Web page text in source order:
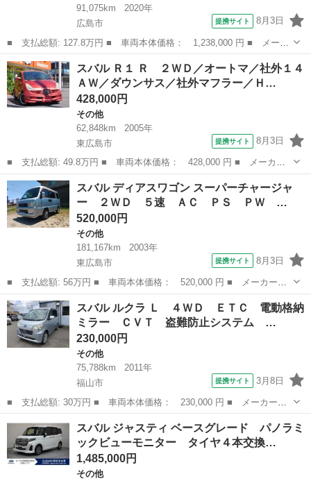
91,075km
2020年
広島市
提携サイト 8月3日
■ 支払総額: 127.8万円 ■ 車両本体価格： 1,238,000 円 ■ メーカ
ー名： スバル ■ 車種名： レヴォーグ ■ グレード名： １．６
ＧＴアイサイト 禁煙車 ワンオーナー 純正８インチナビ フルセ
グＴＶ ...
広島 広島市
スバル Ｒ１ Ｒ ２ＷＤ／オートマ／社外１４
ＡＷ／ダウンサス／社外マフラー／Ｈ…
428,000円
その他
62,848km
2005年
東広島市
提携サイト 8月3日
■ 支払総額: 49.8万円 ■ 車両本体価格： 428,000 円 ■ メーカー
名： スバル ■ 車種名： Ｒ１ ■ グレード名： Ｒ ２ＷＤ／オ
ートマ／社外１４ＡＷ／ダウンサス／社外マフラー／ＨＩＤ／フォグ
／Ｆスポイラ...
広島 東広島市 その他
スバル ディアスワゴン スーパーチャージャ
ー ２ＷＤ ５速 ＡＣ ＰＳ ＰＷ …
520,000円
その他
181,167km
2003年
東広島市
提携サイト 8月3日
■ 支払総額: 56万円 ■ 車両本体価格： 520,000 円 ■ メーカー
名： スバル ■ 車種名： ディアスワゴン ■ グレード名： スー
パーチャージャー ２ＷＤ ５速 ＡＣ ＰＳ ＰＷ 社外ナビ ワ
ンセグＴＶ ＤＶ...
広島 東広島市 その他
スバル ルクラ Ｌ ４ＷＤ ＥＴＣ 電動格納
ミラー ＣＶＴ 盗難防止システム …
230,000円
その他
75,788km
2011年
福山市
提携サイト 3月8日
■ 支払総額: 30万円 ■ 車両本体価格： 230,000 円 ■ メーカー
名： スバル ■ 車種名： ルクラ ■ グレード名： Ｌ ４ＷＤ
ＥＴＣ 電動格納ミラー ＣＶＴ 盗難防止システム ＡＢＳ Ｃ
Ｄ 衝突安全ボディ...
広島 福山市
スバル ジャスティ ベースグレード パノラミ
ックビューモニター タイヤ４本交換…
1,485,000円
その他